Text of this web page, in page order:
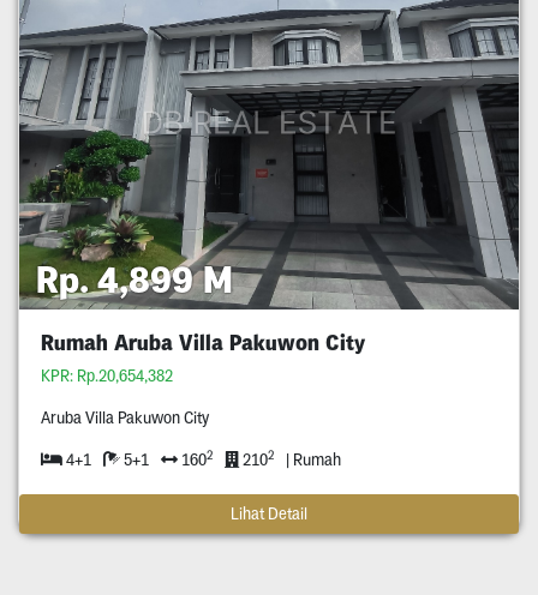
Rp. 4,899 M
Rumah Aruba Villa Pakuwon City
KPR: Rp.20,654,382
Aruba Villa Pakuwon City
4+1 5+1 1602 2102 | Rumah
Lihat Detail